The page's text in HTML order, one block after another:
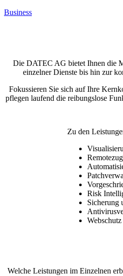
Business
Die DATEC AG bietet Ihnen die
einzelner Dienste bis hin zur
Fokussieren Sie sich auf Ihre
pflegen laufend die reibungslose
Zu den
Risk
Sicherung
Webschutz
Welche Leistungen im Einzelnen